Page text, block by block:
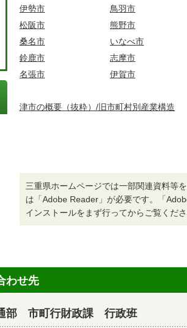
伊勢市
鳥羽市
松阪市
熊野市
桑名市
いなべ市
鈴鹿市
志摩市
名張市
伊賀市
津市の概要（抜粋）/旧市町村別産業構造
三重県ホームページでは一部関連資料等
は「Adobe Reader」が必要です。「
インストールをまず行ってからご覧くださ
わせ先
部 市町行財政課 行政班